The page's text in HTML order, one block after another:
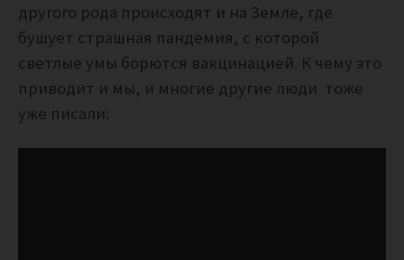
другого рода происходят и на Земле, где
бушует страшная пандемия, с которой
светлые умы борются вакцинацией. К чему это
приводит и мы, и многие другие люди тоже
уже писали: